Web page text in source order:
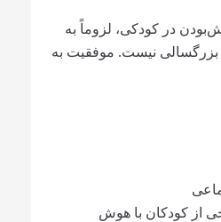
در کودکی، لزوماً به
نیست. موفقیت به
از کودکان با هوش